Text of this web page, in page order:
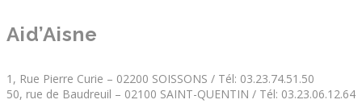
Aid’Aisne
1, Rue Pierre Curie – 02200 SOISSONS / Tél: 03.23.74.51.50
50, rue de Baudreuil – 02100 SAINT-QUENTIN / Tél: 03.23.06.12.64